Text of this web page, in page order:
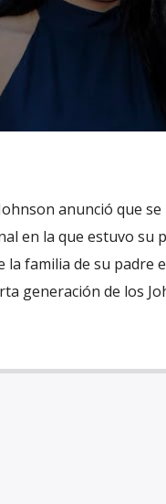
anunció que
en la que estuvo su
la familia de su padre
generación de los